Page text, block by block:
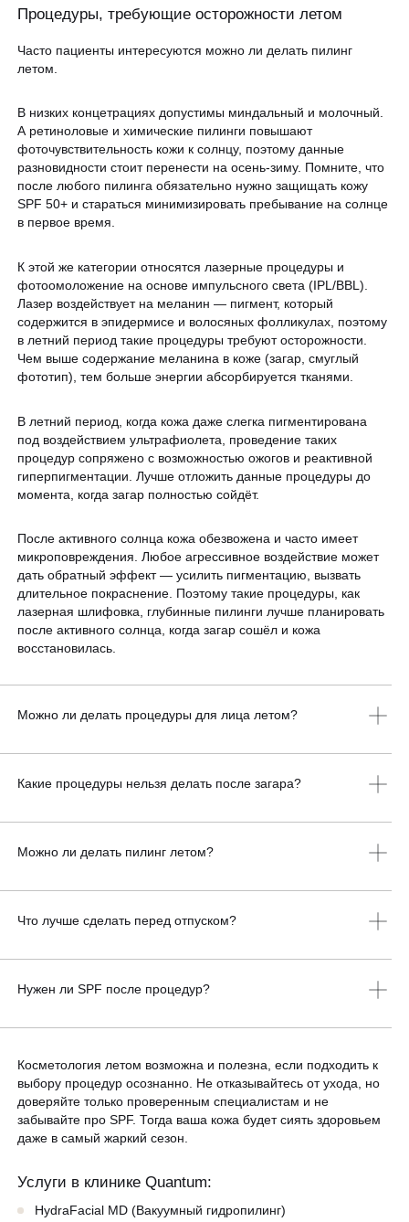
Процедуры, требующие осторожности летом
Часто пациенты интересуются можно ли делать пилинг
летом.
В низких концетрациях допустимы миндальный и молочный.
А ретиноловые и химические пилинги повышают
фоточувствительность кожи к солнцу, поэтому данные
разновидности стоит перенести на осень-зиму. Помните, что
после любого пилинга обязательно нужно защищать кожу
SPF 50+ и стараться минимизировать пребывание на солнце
в первое время.
К этой же категории относятся лазерные процедуры и
фотоомоложение на основе импульсного света (IPL/BBL).
Лазер воздействует на меланин — пигмент, который
содержится в эпидермисе и волосяных фолликулах, поэтому
в летний период такие процедуры требуют осторожности.
Чем выше содержание меланина в коже (загар, смуглый
фототип), тем больше энергии абсорбируется тканями.
В летний период, когда кожа даже слегка пигментирована
под воздействием ультрафиолета, проведение таких
процедур сопряжено с возможностью ожогов и реактивной
гиперпигментации. Лучше отложить данные процедуры до
момента, когда загар полностью сойдёт.
После активного солнца кожа обезвожена и часто имеет
микроповреждения. Любое агрессивное воздействие может
дать обратный эффект — усилить пигментацию, вызвать
длительное покраснение. Поэтому такие процедуры, как
лазерная шлифовка, глубинные пилинги лучше планировать
после активного солнца, когда загар сошёл и кожа
восстановилась.
Можно ли делать процедуры для лица летом?
восстанавливающие, микротоки, массаж, ботулинотерапию.
Избегайте агрессивных пилингов и лазерных шлифовок.
Какие процедуры нельзя делать после загара?
делать любые травмирующие процедуры: чистки с
выдавливанием, глубокие пилинги, лазерную эпиляцию и
недель.
Можно ли делать пилинг летом?
низких концентрациях и при условии использования SPF 50+ в
течение всего курса. Другие разновидности нужно оставить до
Что лучше сделать перед отпуском?
биоревитализацию (по показаниям), ботулинотерапию. За 3-5
дней — увлажняющие маски и мягкие уходы. Это придаст
Нужен ли SPF после процедур?
лучше 50), обновляйте его каждые 2-3 часа на солнце. Это
защитит от пигментации и фотостарения.
Косметология летом возможна и полезна, если подходить к
выбору процедур осознанно. Не отказывайтесь от ухода, но
доверяйте только проверенным специалистам и не
забывайте про SPF. Тогда ваша кожа будет сиять здоровьем
даже в самый жаркий сезон.
Услуги в клинике Quantum:
HydraFacial MD (Вакуумный гидропилинг)